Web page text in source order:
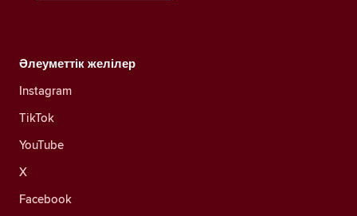
Әлеуметтік желілер
Instagram
TikTok
YouTube
X
Facebook